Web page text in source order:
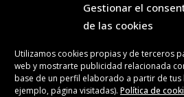
Gestionar el
de las cookies
Utilizamos cookies propias y de terceros
web y mostrarte publicidad relacionada
base de un perfil elaborado a partir de
ejemplo, página visitadas). Política de
Política de
Política de
Canal de
Protección de privacidad